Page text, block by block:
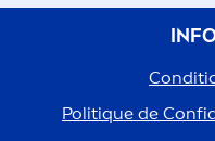
Politique de